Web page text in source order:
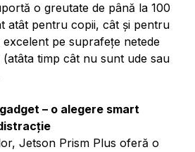
o greutate de până la 100
atât pentru copii, cât și pentru
pe suprafețe netede
timp cât nu sunt ude sau
– o alegere smart
Jetson Prism Plus oferă o